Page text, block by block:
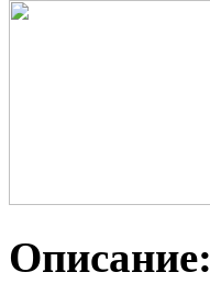
Описание: